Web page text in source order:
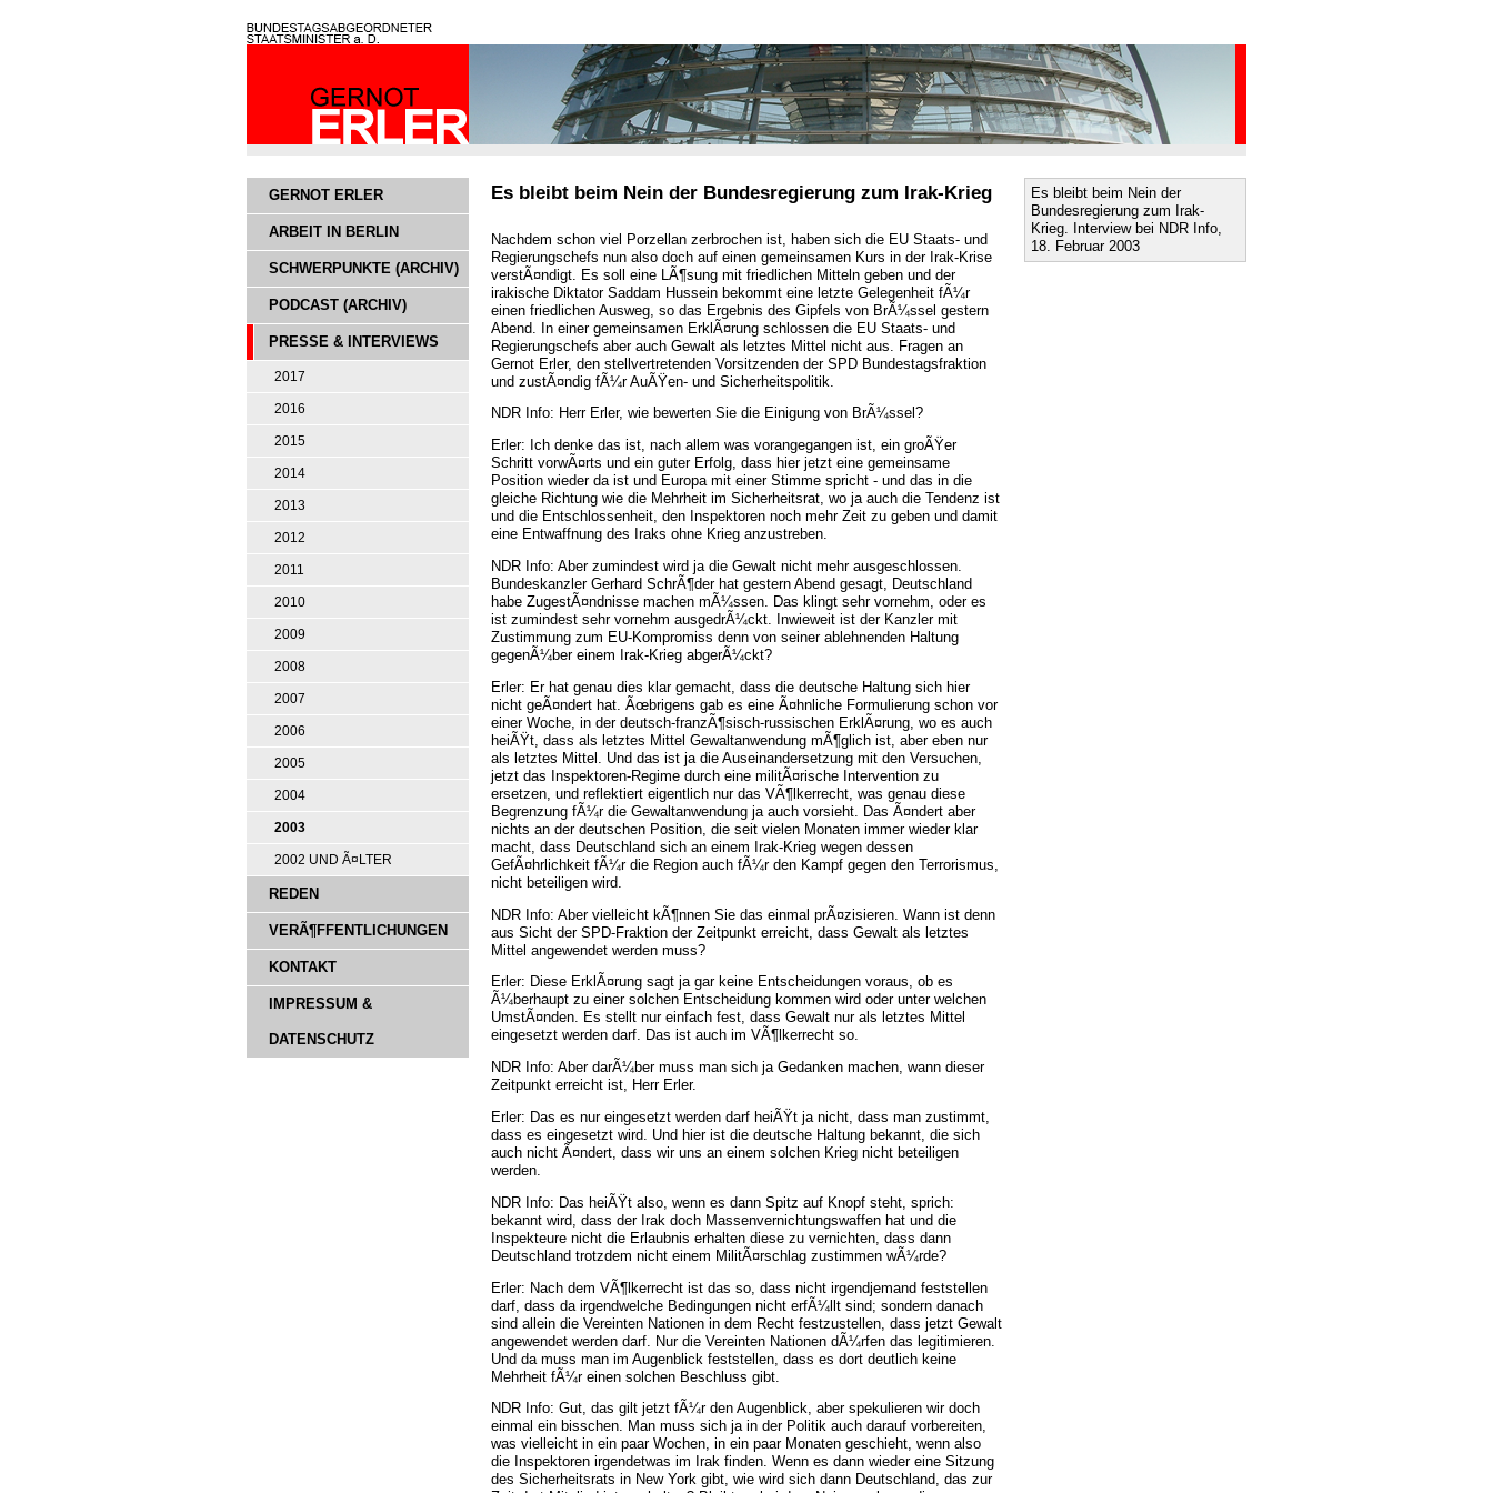
GERNOT ERLER
ARBEIT IN BERLIN
SCHWERPUNKTE (ARCHIV)
PODCAST (ARCHIV)
PRESSE & INTERVIEWS
2017
2016
2015
2014
2013
2012
2011
2010
2009
2008
2007
2006
2005
2004
2003
2002 UND Ã¤LTER
REDEN
VERÃ¶FFENTLICHUNGEN
KONTAKT
IMPRESSUM &
DATENSCHUTZ
Es bleibt beim Nein der
Bundesregierung zum Irak-
Krieg. Interview bei NDR Info,
18. Februar 2003
Es bleibt beim Nein der Bundesregierung zum Irak-Krieg
Nachdem schon viel Porzellan zerbrochen ist, haben sich die EU Staats- und
Regierungschefs nun also doch auf einen gemeinsamen Kurs in der Irak-Krise
verstÃ¤ndigt. Es soll eine LÃ¶sung mit friedlichen Mitteln geben und der
irakische Diktator Saddam Hussein bekommt eine letzte Gelegenheit fÃ¼r
einen friedlichen Ausweg, so das Ergebnis des Gipfels von BrÃ¼ssel gestern
Abend. In einer gemeinsamen ErklÃ¤rung schlossen die EU Staats- und
Regierungschefs aber auch Gewalt als letztes Mittel nicht aus. Fragen an
Gernot Erler, den stellvertretenden Vorsitzenden der SPD Bundestagsfraktion
und zustÃ¤ndig fÃ¼r AuÃŸen- und Sicherheitspolitik.
NDR Info: Herr Erler, wie bewerten Sie die Einigung von BrÃ¼ssel?
Erler: Ich denke das ist, nach allem was vorangegangen ist, ein groÃŸer
Schritt vorwÃ¤rts und ein guter Erfolg, dass hier jetzt eine gemeinsame
Position wieder da ist und Europa mit einer Stimme spricht - und das in die
gleiche Richtung wie die Mehrheit im Sicherheitsrat, wo ja auch die Tendenz ist
und die Entschlossenheit, den Inspektoren noch mehr Zeit zu geben und damit
eine Entwaffnung des Iraks ohne Krieg anzustreben.
NDR Info: Aber zumindest wird ja die Gewalt nicht mehr ausgeschlossen.
Bundeskanzler Gerhard SchrÃ¶der hat gestern Abend gesagt, Deutschland
habe ZugestÃ¤ndnisse machen mÃ¼ssen. Das klingt sehr vornehm, oder es
ist zumindest sehr vornehm ausgedrÃ¼ckt. Inwieweit ist der Kanzler mit
Zustimmung zum EU-Kompromiss denn von seiner ablehnenden Haltung
gegenÃ¼ber einem Irak-Krieg abgerÃ¼ckt?
Erler: Er hat genau dies klar gemacht, dass die deutsche Haltung sich hier
nicht geÃ¤ndert hat. Ãœbrigens gab es eine Ã¤hnliche Formulierung schon vor
einer Woche, in der deutsch-franzÃ¶sisch-russischen ErklÃ¤rung, wo es auch
heiÃŸt, dass als letztes Mittel Gewaltanwendung mÃ¶glich ist, aber eben nur
als letztes Mittel. Und das ist ja die Auseinandersetzung mit den Versuchen,
jetzt das Inspektoren-Regime durch eine militÃ¤rische Intervention zu
ersetzen, und reflektiert eigentlich nur das VÃ¶lkerrecht, was genau diese
Begrenzung fÃ¼r die Gewaltanwendung ja auch vorsieht. Das Ã¤ndert aber
nichts an der deutschen Position, die seit vielen Monaten immer wieder klar
macht, dass Deutschland sich an einem Irak-Krieg wegen dessen
GefÃ¤hrlichkeit fÃ¼r die Region auch fÃ¼r den Kampf gegen den Terrorismus,
nicht beteiligen wird.
NDR Info: Aber vielleicht kÃ¶nnen Sie das einmal prÃ¤zisieren. Wann ist denn
aus Sicht der SPD-Fraktion der Zeitpunkt erreicht, dass Gewalt als letztes
Mittel angewendet werden muss?
Erler: Diese ErklÃ¤rung sagt ja gar keine Entscheidungen voraus, ob es
Ã¼berhaupt zu einer solchen Entscheidung kommen wird oder unter welchen
UmstÃ¤nden. Es stellt nur einfach fest, dass Gewalt nur als letztes Mittel
eingesetzt werden darf. Das ist auch im VÃ¶lkerrecht so.
NDR Info: Aber darÃ¼ber muss man sich ja Gedanken machen, wann dieser
Zeitpunkt erreicht ist, Herr Erler.
Erler: Das es nur eingesetzt werden darf heiÃŸt ja nicht, dass man zustimmt,
dass es eingesetzt wird. Und hier ist die deutsche Haltung bekannt, die sich
auch nicht Ã¤ndert, dass wir uns an einem solchen Krieg nicht beteiligen
werden.
NDR Info: Das heiÃŸt also, wenn es dann Spitz auf Knopf steht, sprich:
bekannt wird, dass der Irak doch Massenvernichtungswaffen hat und die
Inspekteure nicht die Erlaubnis erhalten diese zu vernichten, dass dann
Deutschland trotzdem nicht einem MilitÃ¤rschlag zustimmen wÃ¼rde?
Erler: Nach dem VÃ¶lkerrecht ist das so, dass nicht irgendjemand feststellen
darf, dass da irgendwelche Bedingungen nicht erfÃ¼llt sind; sondern danach
sind allein die Vereinten Nationen in dem Recht festzustellen, dass jetzt Gewalt
angewendet werden darf. Nur die Vereinten Nationen dÃ¼rfen das legitimieren.
Und da muss man im Augenblick feststellen, dass es dort deutlich keine
Mehrheit fÃ¼r einen solchen Beschluss gibt.
NDR Info: Gut, das gilt jetzt fÃ¼r den Augenblick, aber spekulieren wir doch
einmal ein bisschen. Man muss sich ja in der Politik auch darauf vorbereiten,
was vielleicht in ein paar Wochen, in ein paar Monaten geschieht, wenn also
die Inspektoren irgendetwas im Irak finden. Wenn es dann wieder eine Sitzung
des Sicherheitsrats in New York gibt, wie wird sich dann Deutschland, das zur